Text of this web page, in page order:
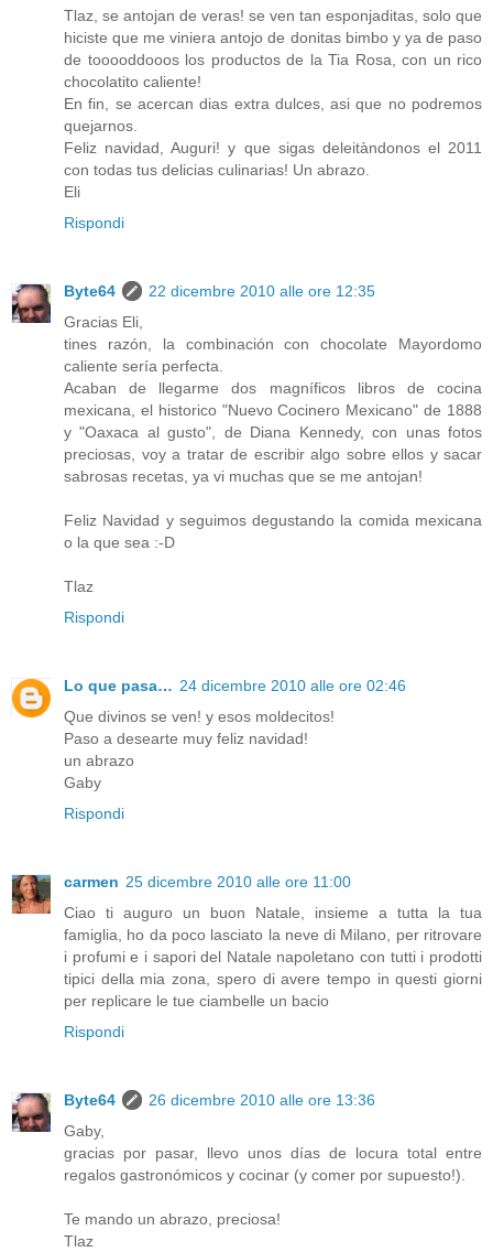
Tlaz, se antojan de veras! se ven tan esponjaditas, solo que
hiciste que me viniera antojo de donitas bimbo y ya de paso
de tooooddooos los productos de la Tia Rosa, con un rico
chocolatito caliente!
En fin, se acercan dias extra dulces, asi que no podremos
quejarnos.
Feliz navidad, Auguri! y que sigas deleitàndonos el 2011
con todas tus delicias culinarias! Un abrazo.
Eli
Rispondi
Byte64
22 dicembre 2010 alle ore 12:35
Gracias Eli,
tines razón, la combinación con chocolate Mayordomo
caliente sería perfecta.
Acaban de llegarme dos magníficos libros de cocina
mexicana, el historico "Nuevo Cocinero Mexicano" de 1888
y "Oaxaca al gusto", de Diana Kennedy, con unas fotos
preciosas, voy a tratar de escribir algo sobre ellos y sacar
sabrosas recetas, ya vi muchas que se me antojan!
Feliz Navidad y seguimos degustando la comida mexicana
o la que sea :-D
Tlaz
Rispondi
Lo que pasa… 24 dicembre 2010 alle ore 02:46
Que divinos se ven! y esos moldecitos!
Paso a desearte muy feliz navidad!
un abrazo
Gaby
Rispondi
carmen 25 dicembre 2010 alle ore 11:00
Ciao ti auguro un buon Natale, insieme a tutta la tua
famiglia, ho da poco lasciato la neve di Milano, per ritrovare
i profumi e i sapori del Natale napoletano con tutti i prodotti
tipici della mia zona, spero di avere tempo in questi giorni
per replicare le tue ciambelle un bacio
Rispondi
Byte64
26 dicembre 2010 alle ore 13:36
Gaby,
gracias por pasar, llevo unos días de locura total entre
regalos gastronómicos y cocinar (y comer por supuesto!).
Te mando un abrazo, preciosa!
Tlaz